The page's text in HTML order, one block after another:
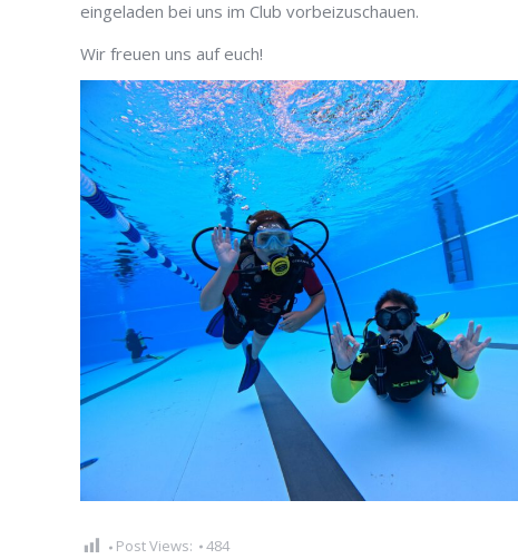
eingeladen bei uns im Club vorbeizuschauen.
Wir freuen uns auf euch!
Post Views: 484